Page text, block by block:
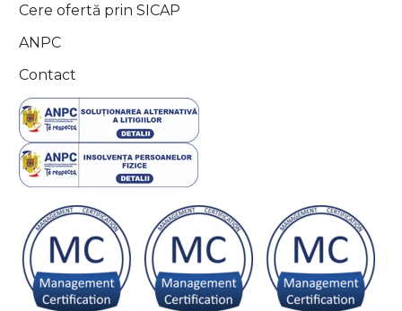
Cere ofertă prin SICAP
ANPC
Contact